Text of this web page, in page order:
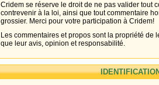
Cridem se réserve le droit de ne pas valider tout
contrevenir à la loi, ainsi que tout commentaire
grossier. Merci pour votre participation à Cridem!
Les commentaires et propos sont la propriété de
que leur avis, opinion et responsabilité.